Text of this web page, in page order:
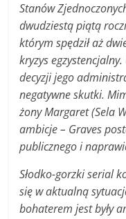
Stanów
dwudziestą piątą
którym spędził aż
kryzys
decyzji jego
negatywne skutki.
żony Margaret (Sela
ambicje – Graves
publicznego i
Słodko-gorzki serial
się w aktualną
bohaterem jest były